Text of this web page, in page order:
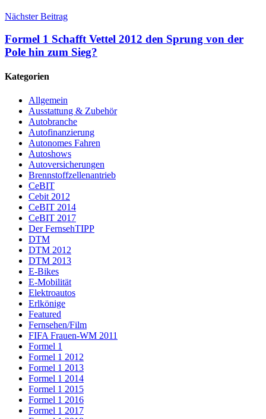
Nächster Beitrag
Formel 1 Schafft Vettel 2012 den Sprung von der
Pole hin zum Sieg?
Kategorien
Allgemein
Ausstattung & Zubehör
Autobranche
Autofinanzierung
Autonomes Fahren
Autoshows
Autoversicherungen
Brennstoffzellenantrieb
CeBIT
Cebit 2012
CeBIT 2014
CeBIT 2017
Der FernsehTIPP
DTM
DTM 2012
DTM 2013
E-Bikes
E-Mobilität
Elektroautos
Erlkönige
Featured
Fernsehen/Film
FIFA Frauen-WM 2011
Formel 1
Formel 1 2012
Formel 1 2013
Formel 1 2014
Formel 1 2015
Formel 1 2016
Formel 1 2017